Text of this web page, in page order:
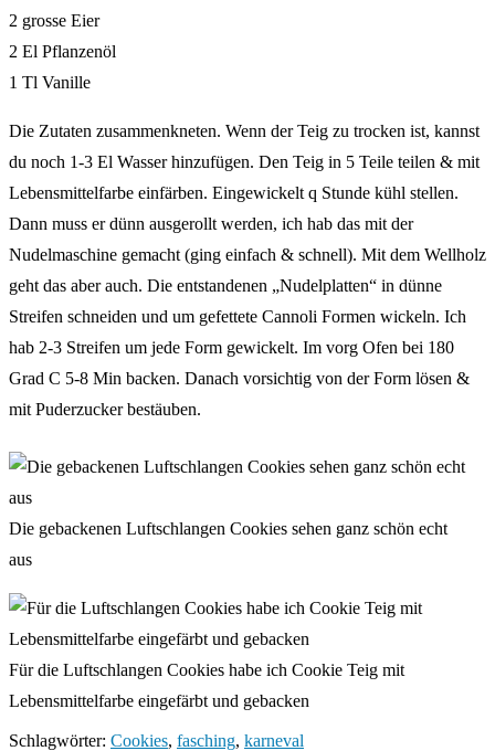
2 grosse Eier
2 El Pflanzenöl
1 Tl Vanille
Die Zutaten zusammenkneten. Wenn der Teig zu trocken ist, kannst
du noch 1-3 El Wasser hinzufügen. Den Teig in 5 Teile teilen & mit
Lebensmittelfarbe einfärben. Eingewickelt q Stunde kühl stellen.
Dann muss er dünn ausgerollt werden, ich hab das mit der
Nudelmaschine gemacht (ging einfach & schnell). Mit dem Wellholz
geht das aber auch. Die entstandenen „Nudelplatten“ in dünne
Streifen schneiden und um gefettete Cannoli Formen wickeln. Ich
hab 2-3 Streifen um jede Form gewickelt. Im vorg Ofen bei 180
Grad C 5-8 Min backen. Danach vorsichtig von der Form lösen &
mit Puderzucker bestäuben.
Die gebackenen Luftschlangen Cookies sehen ganz schön echt
aus
Für die Luftschlangen Cookies habe ich Cookie Teig mit
Lebensmittelfarbe eingefärbt und gebacken
Schlagwörter: Cookies, fasching, karneval